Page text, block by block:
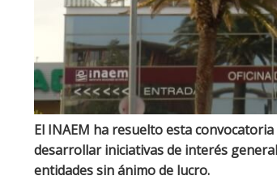
El INAEM ha resuelto esta
desarrollar iniciativas de interés
entidades sin ánimo de lucro.